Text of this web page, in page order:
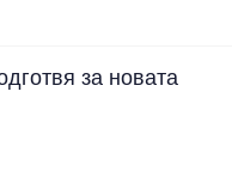
за новата